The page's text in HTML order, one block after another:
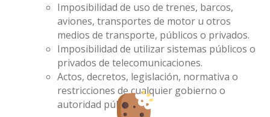
Imposibilidad de uso de trenes, barcos,
aviones, transportes de motor u otros
medios de transporte, públicos o privados.
Imposibilidad de utilizar sistemas públicos o
privados de telecomunicaciones.
Actos, decretos, legislación, normativa o
restricciones de cualquier gobierno o
autoridad pública.